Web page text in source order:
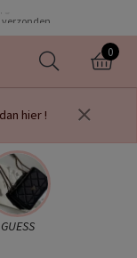
verzonden
0
hier !
GUESS